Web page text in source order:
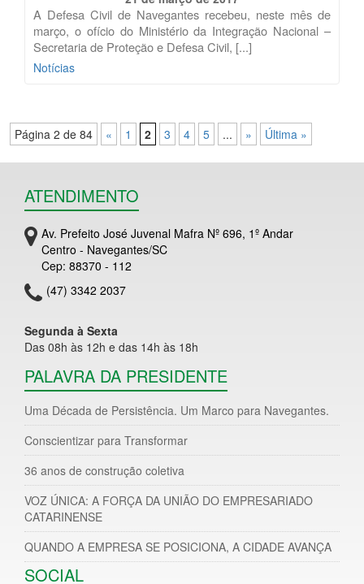
A Defesa Civil de Navegantes recebeu, neste mês de
março, o ofício do Ministério da Integração Nacional –
Secretaria de Proteção e Defesa Civil, [...]
Notícias
Página 2 de 84 « 1 2 3 4 5 ... » Última »
ATENDIMENTO
Av. Prefeito José Juvenal Mafra Nº 696, 1º Andar
Centro - Navegantes/SC
Cep: 88370 - 112
(47) 3342 2037
Segunda à Sexta
Das 08h às 12h e das 14h às 18h
PALAVRA DA PRESIDENTE
Uma Década de Persistência. Um Marco para Navegantes.
Conscientizar para Transformar
36 anos de construção coletiva
VOZ ÚNICA: A FORÇA DA UNIÃO DO EMPRESARIADO
CATARINENSE
QUANDO A EMPRESA SE POSICIONA, A CIDADE AVANÇA
SOCIAL